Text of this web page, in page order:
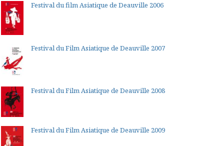
Festival du film Asiatique de Deauville 2006
Festival du Film Asiatique de Deauville 2007
Festival du Film Asiatique de Deauville 2008
Festival du Film Asiatique de Deauville 2009